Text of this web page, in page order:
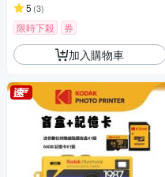
5 (3)
限時下殺 券
加入購物車